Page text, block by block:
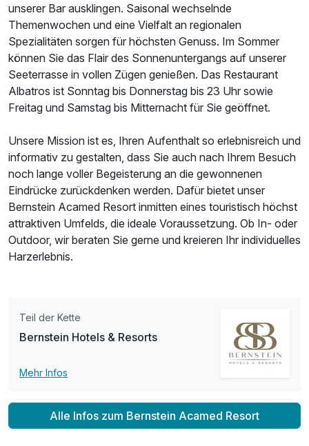
Einzelzimmer Standard
1 Erwachsenen
unserer Bar ausklingen. Saisonal wechselnde
Themenwochen und eine Vielfalt an regionalen
Spezialitäten sorgen für höchsten Genuss. Im Sommer
können Sie das Flair des Sonnenuntergangs auf unserer
Seeterrasse in vollen Zügen genießen. Das Restaurant
Albatros ist Sonntag bis Donnerstag bis 23 Uhr sowie
Freitag und Samstag bis Mitternacht für Sie geöffnet.
Unsere Mission ist es, Ihren Aufenthalt so erlebnisreich und
informativ zu gestalten, dass Sie auch nach Ihrem Besuch
noch lange voller Begeisterung an die gewonnenen
Eindrücke zurückdenken werden. Dafür bietet unser
Bernstein Acamed Resort inmitten eines touristisch höchst
attraktiven Umfelds, die ideale Voraussetzung. Ob In- oder
Outdoor, wir beraten Sie gerne und kreieren Ihr individuelles
Harzerlebnis.
Teil der Kette
Bernstein Hotels & Resorts
Mehr Infos
Alle Infos zum Bernstein Acamed Resort